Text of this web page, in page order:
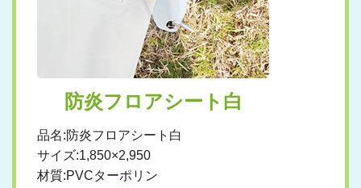
防炎フロアシート白
品名:防炎フロアシート白
サイズ:1,850×2,950
材質:PVCターポリン